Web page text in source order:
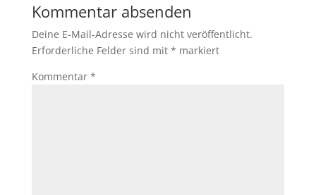
Kommentar absenden
Deine E-Mail-Adresse wird nicht veröffentlicht.
Erforderliche Felder sind mit * markiert
Kommentar *